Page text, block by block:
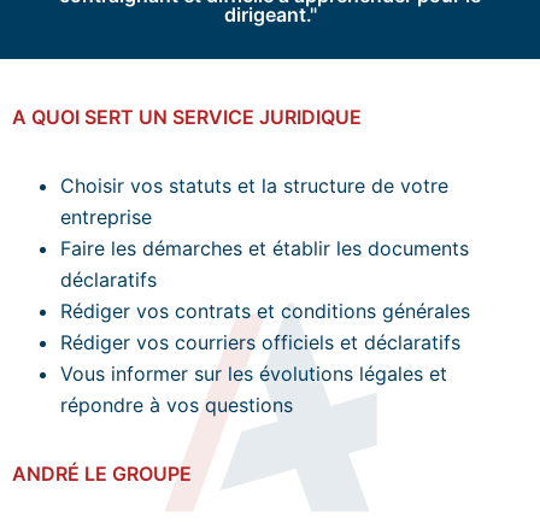
dirigeant."
A QUOI SERT UN SERVICE JURIDIQUE
Choisir vos statuts et la structure de votre
entreprise
Faire les démarches et établir les documents
déclaratifs
Rédiger vos contrats et conditions générales
Rédiger vos courriers officiels et déclaratifs
Vous informer sur les évolutions légales et
répondre à vos questions
ANDRÉ LE GROUPE